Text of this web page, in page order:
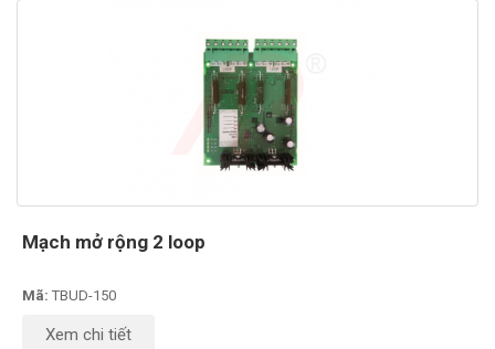
Mạch mở rộng 2 loop
Mã: TBUD-150
Xem chi tiết